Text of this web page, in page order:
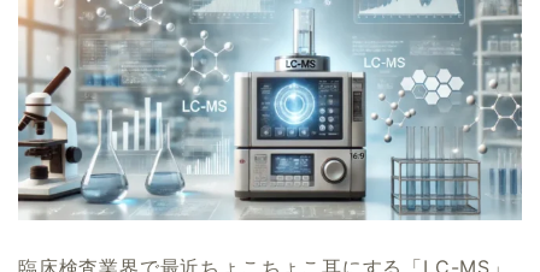
臨床検査業界で最近ちょこちょこ耳にする「LC-MS」